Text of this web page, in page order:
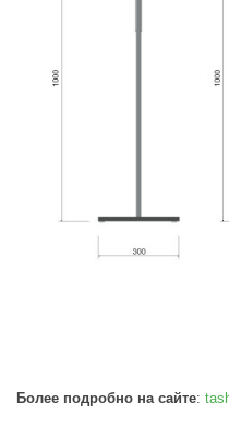
Более подробно на сайте: